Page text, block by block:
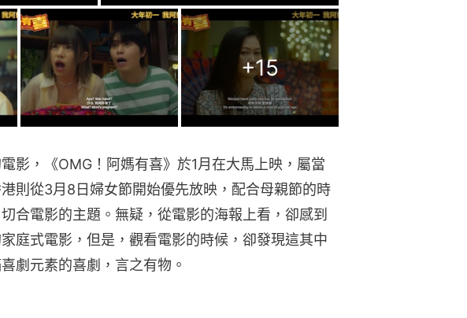
+15
影，《OMG！阿媽有喜》於1月在大馬上映，屬當
則從3月8日婦女節開始優先放映，配合母親節的時
合電影的主題。無疑，從電影的海報上看，卻感到
庭式電影，但是，觀看電影的時候，卻發現這其中
劇元素的喜劇，言之有物。